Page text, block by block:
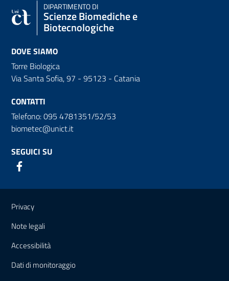
DIPARTIMENTO DI
Scienze Biomediche e
Biotecnologiche
DOVE SIAMO
Torre Biologica
Via Santa Sofia, 97 - 95123 - Catania
CONTATTI
Telefono: 095 4781351/52/53
biometec@unict.it
SEGUICI SU
Link e informazioni utili
Privacy
Note legali
Accessibilità
Dati di monitoraggio